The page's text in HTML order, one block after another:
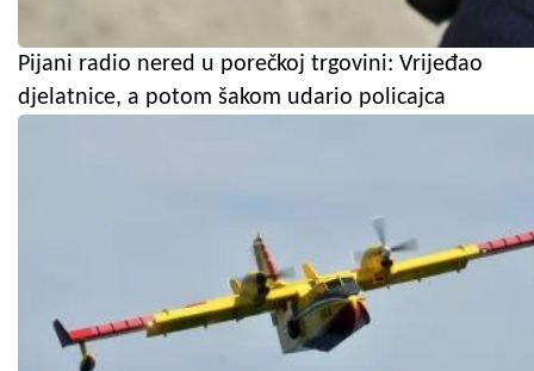
Pijani radio nered u porečkoj trgovini: Vrijeđao
djelatnice, a potom šakom udario policajca